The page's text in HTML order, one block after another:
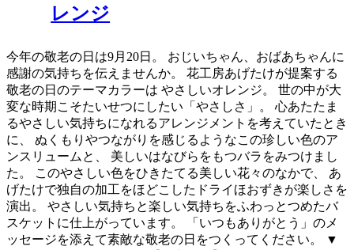
レンジ
今年の敬老の日は9月20日。 おじいちゃん、おばあちゃんに
感謝の気持ちを伝えませんか。 花工房あげたけが提案する
敬老の日のテーマカラーは やさしいオレンジ。 世の中が大
変な時期こそたいせつにしたい「やさしさ」。 心あたたま
るやさしい気持ちになれるアレンジメントを考えていたとき
に、 ぬくもりやつながりを感じるようなこの珍しい色のア
ンスリュームと、 美しいはなびらをもつバラをみつけまし
た。 このやさしい色をひきたてる美しい花々のなかで、 あ
げたけで独自の加工をほどこしたドライほおずきが楽しさを
演出。 やさしい気持ちと楽しい気持ちをふわっとつめたバ
スケットに仕上がっています。 「いつもありがとう」のメ
ッセージを添えて素敵な敬老の日をつくってください。 ▼